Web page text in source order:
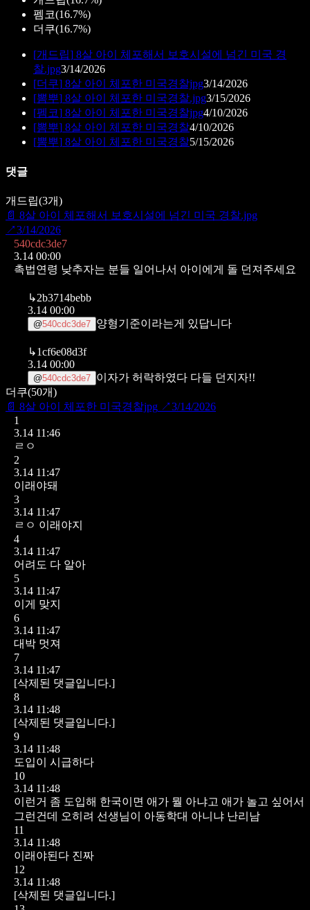
펨코(16.7%)
더쿠(16.7%)
[개드립] 8살 아이 체포해서 보호시설에 넘긴 미국 경
찰.jpg3/14/2026
[더쿠] 8살 아이 체포한 미국경찰jpg3/14/2026
[뽐뿌] 8살 아이 체포한 미국경찰.jpg3/15/2026
[펨코] 8살 아이 체포한 미국경찰jpg4/10/2026
[뽐뿌] 8살 아이 체포한 미국경찰4/10/2026
[뽐뿌] 8살 아이 체포한 미국경찰5/15/2026
댓글
개드립(3개)
📄 8살 아이 체포해서 보호시설에 넘긴 미국 경찰.jpg
↗3/14/2026
540cdc3de7
3.14 00:00
촉법연령 낮추자는 분들 일어나서 아이에게 돌 던져주세요
↳2b3714bebb
3.14 00:00
@540cdc3de7 양형기준이라는게 있답니다
↳1cf6e08d3f
3.14 00:00
@540cdc3de7 이자가 허락하였다 다들 던지자!!
더쿠(50개)
📄 8살 아이 체포한 미국경찰jpg ↗3/14/2026
1
3.14 11:46
ㄹㅇ
2
3.14 11:47
이래야돼
3
3.14 11:47
ㄹㅇ 이래야지
4
3.14 11:47
어려도 다 알아
5
3.14 11:47
이게 맞지
6
3.14 11:47
대박 멋져
7
3.14 11:47
[삭제된 댓글입니다.]
8
3.14 11:48
[삭제된 댓글입니다.]
9
3.14 11:48
도입이 시급하다
10
3.14 11:48
이런거 좀 도입해 한국이면 애가 뭘 아냐고 애가 놀고 싶어서
그런건데 오히려 선생님이 아동학대 아니냐 난리남
11
3.14 11:48
이래야된다 진짜
12
3.14 11:48
[삭제된 댓글입니다.]